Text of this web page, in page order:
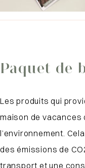
Paquet de
Les produits qui
maison de vacances
l’environnement.
des émissions de
transport et une